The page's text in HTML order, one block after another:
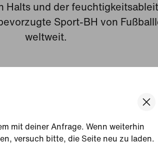
mit deiner Anfrage. Wenn weiterhin
versuch bitte, die Seite neu zu laden.
Halts und der
Sport-BH von
weltweit.
herausragender Tragekomfort
BH mit mittlerem Halt sorgt für
damit du dich bei jeder